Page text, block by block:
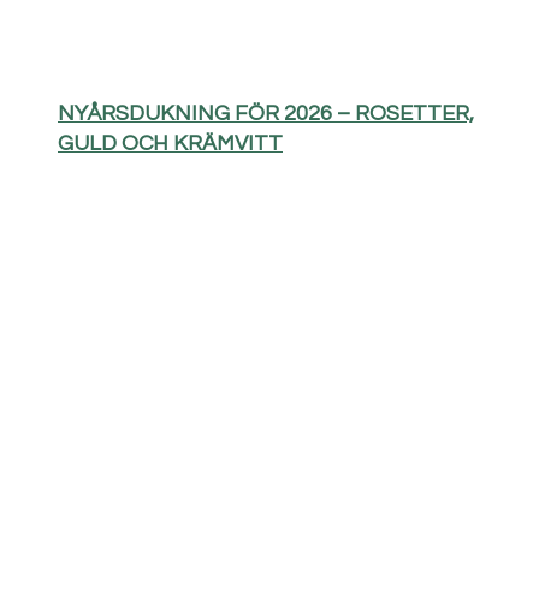
NYÅRSDUKNING FÖR 2026 – ROSETTER,
GULD OCH KRÄMVITT